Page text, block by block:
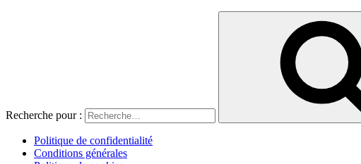
Recherche pour :
Politique de confidentialité
Conditions générales